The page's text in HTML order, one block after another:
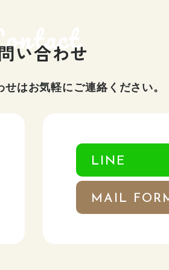
い合わせ
はお気軽にご連絡ください。
LINE
MAIL